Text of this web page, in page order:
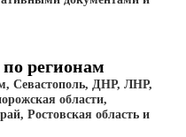
регионам
Севастополь, ДНР, ЛНР,
области,
Ростовская область и